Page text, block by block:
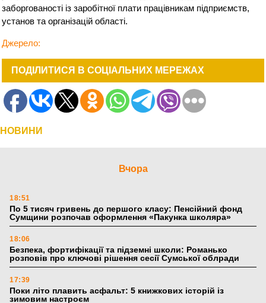
заборгованості із заробітної плати працівникам підприємств,
установ та організацій області.
Джерело:
ПОДІЛИТИСЯ В СОЦІАЛЬНИХ МЕРЕЖАХ
НОВИНИ
Вчора
18:51
По 5 тисяч гривень до першого класу: Пенсійний фонд
Сумщини розпочав оформлення «Пакунка школяра»
18:06
Безпека, фортифікації та підземні школи: Романько
розповів про ключові рішення сесії Сумської облради
17:39
Поки літо плавить асфальт: 5 книжкових історій із
зимовим настроєм